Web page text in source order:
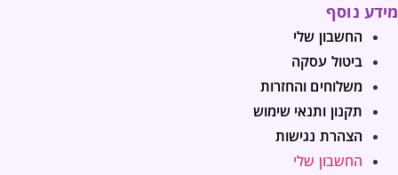
מידע נוסף
החשבון שלי
ביטול עסקה
משלוחים והחזרות
תקנון ותנאי שימוש
הצהרת נגישות
החשבון שלי